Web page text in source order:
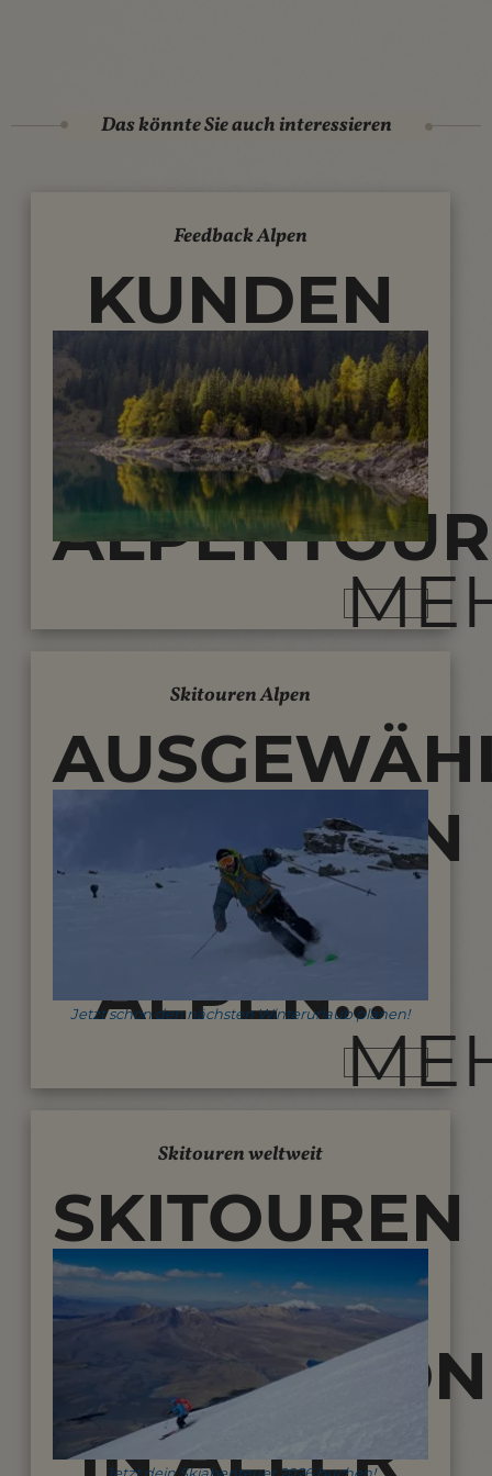
Das könnte Sie auch interessieren
Feedback Alpen
KUNDEN
ÜBER
UNSERE
Skitouren Alpen
SKITOUREN
IN DEN
ALPEN...
Jetzt schon den nächsten Winterurlaub planen!
Skitouren weltweit
SKITOUREN
UND SKI-
IN ALLER